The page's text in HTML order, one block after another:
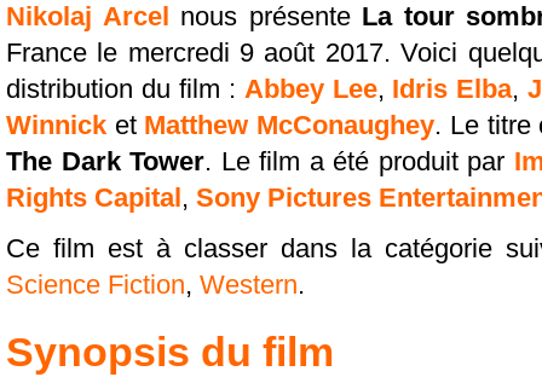
Nikolaj Arcel nous présente La tour
France le mercredi 9 août 2017. Voici
distribution du film : Abbey Lee, Idris Elba,
Winnick et Matthew McConaughey. Le titre
The Dark Tower. Le film a été produit par
Rights Capital , Sony Pictures
Ce film est à classer dans la catégorie
Science Fiction, Western.
Synopsis du film